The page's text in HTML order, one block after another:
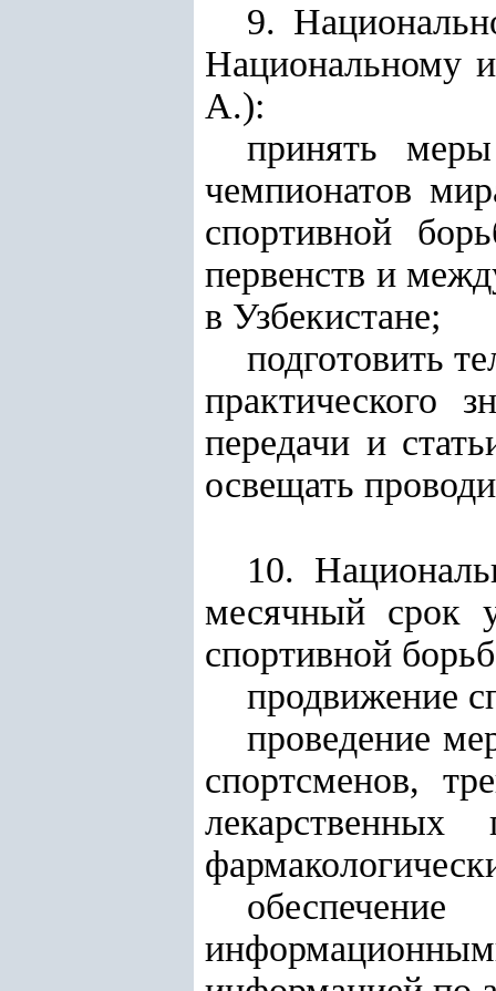
9.
Национальному
А.):
принять
чемпионатов
спортивной
первенств и
в Узбекистане;
подготовить
практического
передачи и
освещать
10.
месячный срок
спортивной
продвижение
проведение
спортсменов,